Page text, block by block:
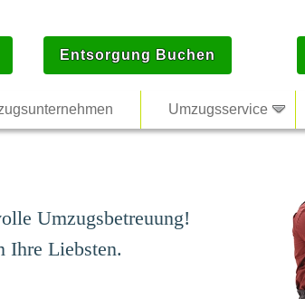
Entsorgung Buchen
Umzugsservice
Umzugsbetreuung!
Ihre Liebsten.